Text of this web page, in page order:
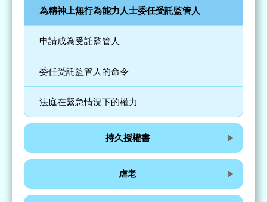
法庭在緊急情況下的權力
委任受託監管人的命令
申請成為受託監管人
為精神上無行為能力人士委任受託監管人
持久授權書
虐老